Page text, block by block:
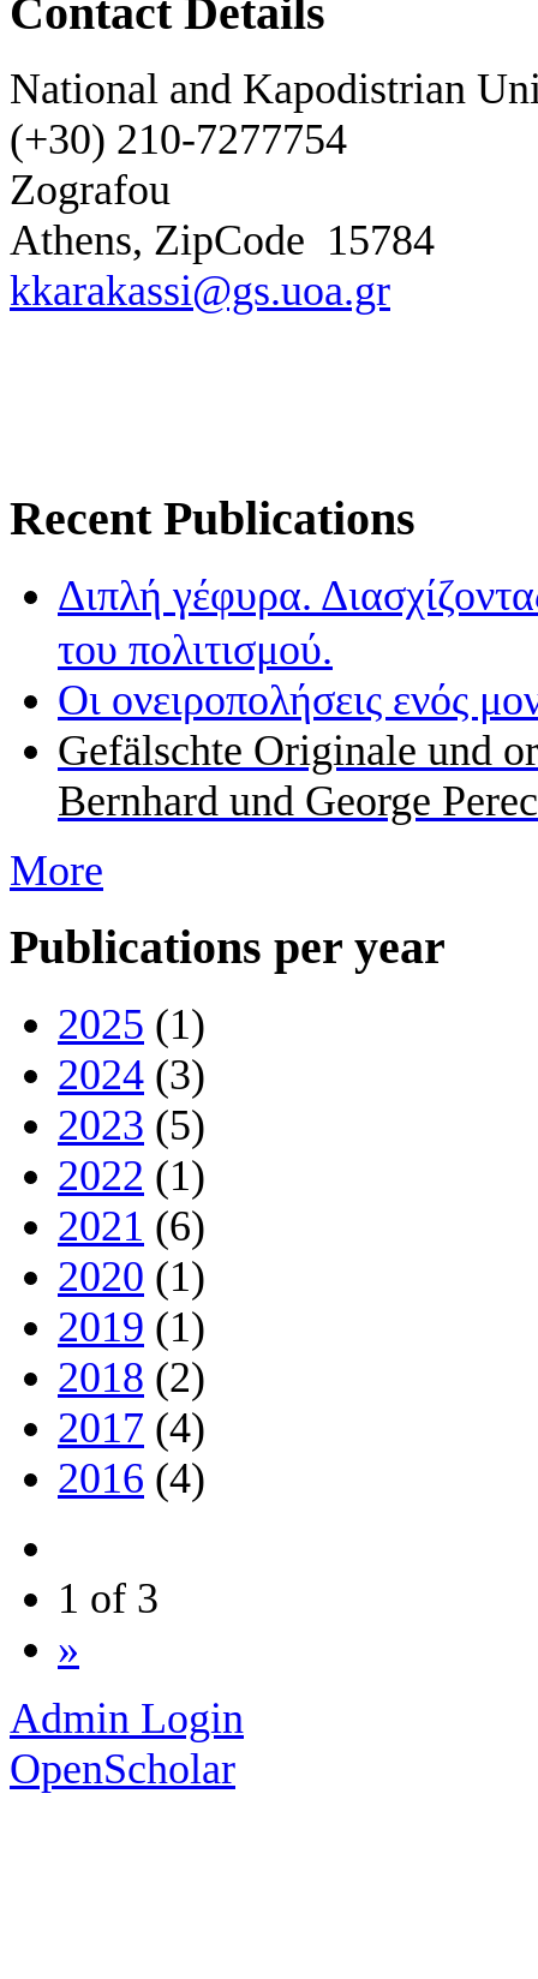
Contact Details
National and Kapodistrian
(+30) 210-7277754
Zografou
Athens, ZipCode 15784
kkarakassi@gs.uoa.gr
Recent Publications
Διπλή γέφυρα.
του πολιτισμού.
Οι ονειροπολήσεις ενός
Gefälschte Originale und
Bernhard und George Perec
More
Publications per year
2025 (1)
2024 (3)
2023 (5)
2022 (1)
2021 (6)
2020 (1)
2019 (1)
2018 (2)
2017 (4)
2016 (4)
1 of 3
»
Admin Login
OpenScholar